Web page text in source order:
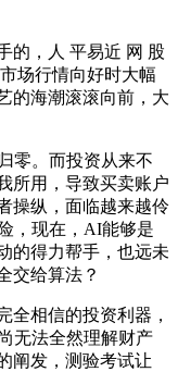
，人 平易近 网 股
场行情向好时大幅
的海潮滚滚向前，大
。而投资从来不
所用，导致买卖账户
操纵，面临越来越伶
，现在，AI能够是
的得力帮手，也远未
交给算法？
相信的投资利器，
无法全然理解财产
阐发，测验考试让